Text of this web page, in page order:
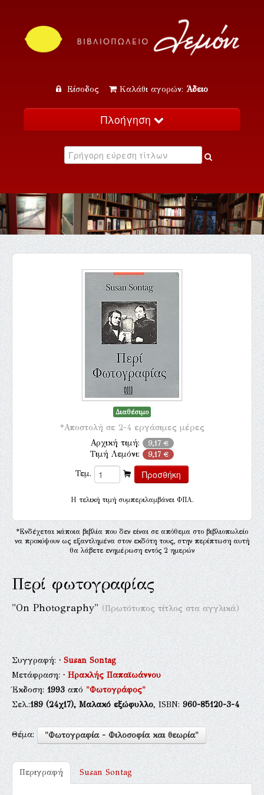
Είσοδος Καλάθι αγορών: Άδειο
Πλοήγηση
Κατάλογος
Εκδηλώσεις
Επικοινωνία
Διαθέσιμο
*Αποστολή σε 2-4 εργάσιμες μέρες
Αρχική τιμή: 9,17 €
Τιμή Λεμόνι: 9,17 €
Τεμ.
H τελική τιμή συμπεριλαμβάνει ΦΠΑ.
*Ενδέχεται κάποια βιβλία που δεν είναι σε απόθεμα στο βιβλιοπωλείο
να προκύψουν ως εξαντλημένα στον εκδότη τους, στην περίπτωση αυτή
θα λάβετε ενημέρωση εντός 2 ημερών
Περί φωτογραφίας
"On Photography"(Πρωτότυπος τίτλος στα αγγλικά)
Συγγραφή:·Susan Sontag
Μετάφραση:·Ηρακλής Παπαϊωάννου
Έκδοση:1993από"Φωτογράφος"
Σελ.:189(24χ17), Μαλακό εξώφυλλο, ISBN:960-85120-3-4
Θέμα: "Φωτογραφία - Φιλοσοφία και θεωρία"
Περιγραφή Susan Sontag